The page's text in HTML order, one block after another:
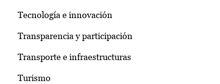
Tecnología e innovación
Transparencia y participación
Transporte e infraestructuras
Turismo